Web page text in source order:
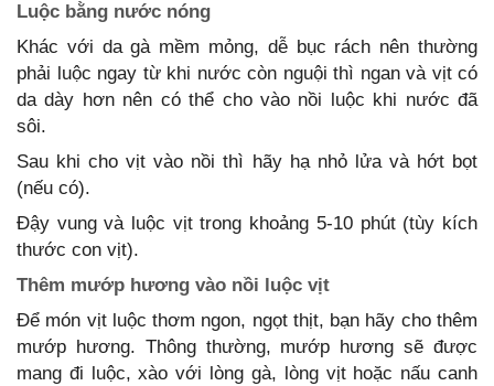
Luộc bằng nước nóng
Khác với da gà mềm mỏng, dễ bục rách nên thường
phải luộc ngay từ khi nước còn nguội thì ngan và vịt có
da dày hơn nên có thể cho vào nồi luộc khi nước đã
sôi.
Sau khi cho vịt vào nồi thì hãy hạ nhỏ lửa và hớt bọt
(nếu có).
Đậy vung và luộc vịt trong khoảng 5-10 phút (tùy kích
thước con vịt).
Thêm mướp hương vào nồi luộc vịt
Để món vịt luộc thơm ngon, ngọt thịt, bạn hãy cho thêm
mướp hương. Thông thường, mướp hương sẽ được
mang đi luộc, xào với lòng gà, lòng vịt hoặc nấu canh